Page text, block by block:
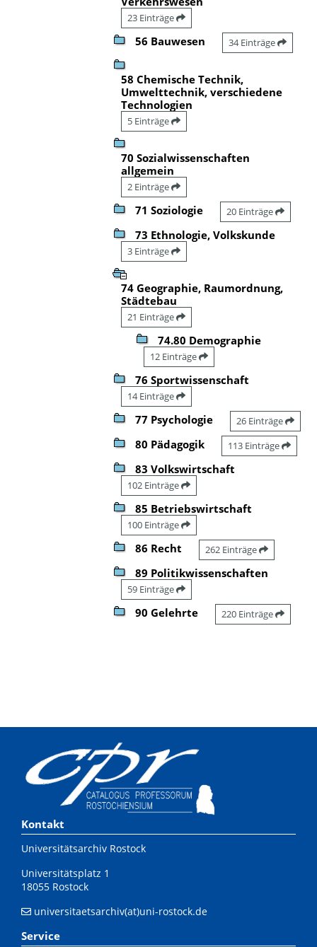
23 Einträge
56 Bauwesen 34 Einträge
58 Chemische Technik,
Umwelttechnik, verschiedene
Technologien
5 Einträge
70 Sozialwissenschaften
allgemein
2 Einträge
71 Soziologie 20 Einträge
73 Ethnologie, Volkskunde
3 Einträge
74 Geographie, Raumordnung,
Städtebau
21 Einträge
74.80 Demographie
12 Einträge
76 Sportwissenschaft
14 Einträge
77 Psychologie 26 Einträge
80 Pädagogik 113 Einträge
83 Volkswirtschaft
102 Einträge
85 Betriebswirtschaft
100 Einträge
86 Recht 262 Einträge
89 Politikwissenschaften
59 Einträge
90 Gelehrte 220 Einträge
Kontakt
Universitätsarchiv Rostock
Universitätsplatz 1
18055 Rostock
universitaetsarchiv(at)uni-rostock.de
Service